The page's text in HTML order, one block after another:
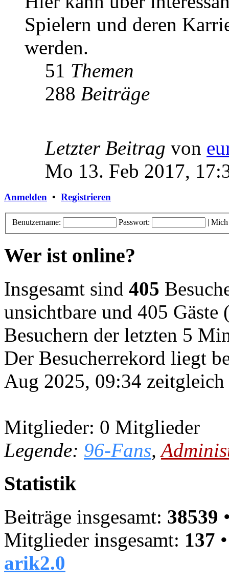
Spielern und deren
werden.
51 Themen
288 Beiträge
Letzter Beitrag von
Mo 13. Feb 2017,
Anmelden • Registrieren
Benutzername: Passwort: | Mich
Wer ist online?
Insgesamt sind 405
unsichtbare und 405 Gäste
Besuchern der letzten 5
Der Besucherrekord liegt
Aug 2025, 09:34
Mitglieder: 0 Mitglieder
Legende: 96-Fans,
Statistik
Beiträge insgesamt: 38539
Mitglieder insgesamt: 137
arik2.0